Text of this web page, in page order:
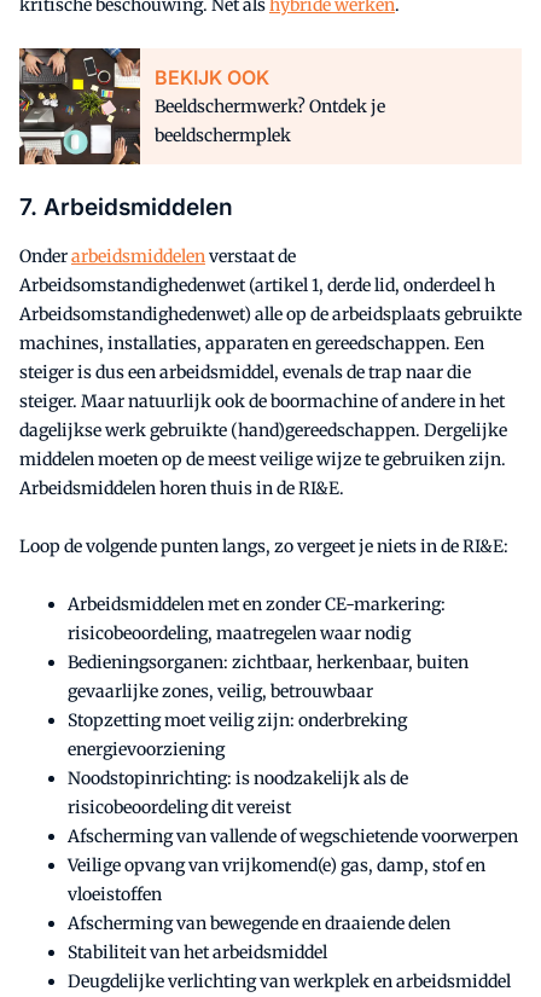
kritische beschouwing. Net alshybride werken.
BEKIJK OOK
Beeldschermwerk? Ontdek je
beeldschermplek
7. Arbeidsmiddelen
Onderarbeidsmiddelenverstaat de
Arbeidsomstandighedenwet (artikel 1, derde lid, onderdeel h
Arbeidsomstandighedenwet) alle op de arbeidsplaats gebruikte
machines, installaties, apparaten en gereedschappen. Een
steiger is dus een arbeidsmiddel, evenals de trap naar die
steiger. Maar natuurlijk ook de boormachine of andere in het
dagelijkse werk gebruikte (hand)gereedschappen. Dergelijke
middelen moeten op de meest veilige wijze te gebruiken zijn.
Arbeidsmiddelen horen thuis in de RI&E.
Loop de volgende punten langs, zo vergeet je niets in de RI&E:
Arbeidsmiddelen met en zonder CE-markering:
risicobeoordeling, maatregelen waar nodig
Bedieningsorganen: zichtbaar, herkenbaar, buiten
gevaarlijke zones, veilig, betrouwbaar
Stopzetting moet veilig zijn: onderbreking
energievoorziening
Noodstopinrichting: is noodzakelijk als de
risicobeoordeling dit vereist
Afscherming van vallende of wegschietende voorwerpen
Veilige opvang van vrijkomend(e) gas, damp, stof en
vloeistoffen
Afscherming van bewegende en draaiende delen
Stabiliteit van het arbeidsmiddel
Deugdelijke verlichting van werkplek en arbeidsmiddel